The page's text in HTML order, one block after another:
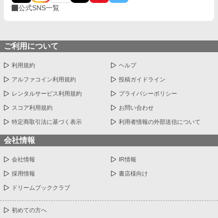
公式SNS一覧
ご利用について
利用規約 ヘルプ
アルファコイン利用規約 投稿ガイドライン
レンタルサービス利用規約 プライバシーポリシー
スコア利用規約 お問い合わせ
特定商取引法に基づく表示 利用者情報の外部送信について
会社情報
会社情報 IR情報
採用情報 書店様向け
ドリームブッククラブ
初めての方へ